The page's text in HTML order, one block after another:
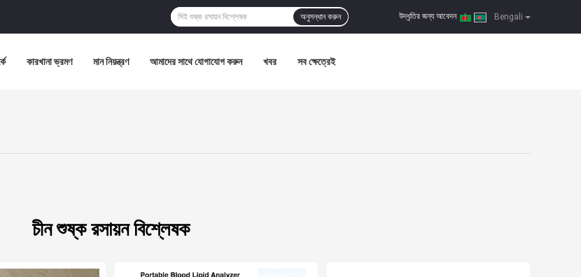
Bengali
উদ্ধৃতির জন্য আবেদন |
অনুসন্ধান করুন
কারখানা ভ্রমণ মান নিয়ন্ত্রণ আমাদের সাথে যোগাযোগ করুন খবর সব ক্ষেত্রেই
চীন শুষ্ক রসায়ন বিশ্লেষক